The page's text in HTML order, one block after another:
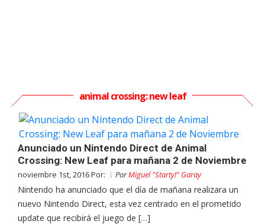
animal crossing: new leaf
Anunciado un Nintendo Direct de Animal
Crossing: New Leaf para mañana 2 de Noviembre
noviembre 1st, 2016 Por: PorMiguel "Starty!" Garay
Nintendo ha anunciado que el día de mañana realizara un
nuevo Nintendo Direct, esta vez centrado en el prometido
update que recibirá el juego de […]